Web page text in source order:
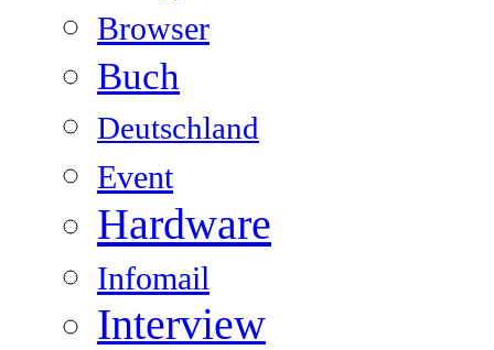
Browser
Buch
Deutschland
Event
Hardware
Infomail
Interview